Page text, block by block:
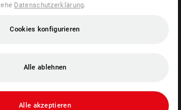
Datenschutzerklärung
Cookies konfigurieren
Alle ablehnen
Alle akzeptieren